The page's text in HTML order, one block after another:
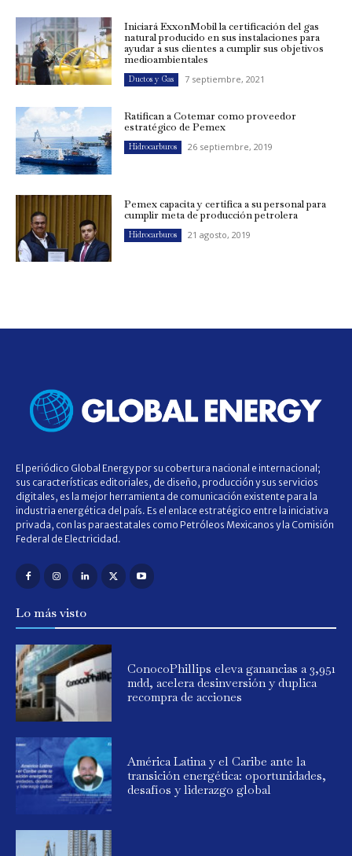
Iniciará ExxonMobil la certificación del gas
natural producido en sus instalaciones para
ayudar a sus clientes a cumplir sus objetivos
medioambientales
Ductos y Gas 7 septiembre, 2021
Ratifican a Cotemar como proveedor
estratégico de Pemex
Hidrocarburos 26 septiembre, 2019
Pemex capacita y certifica a su personal para
cumplir meta de producción petrolera
Hidrocarburos 21 agosto, 2019
El periódico Global Energy por su cobertura nacional e internacional;
sus características editoriales, de diseño, producción y sus servicios
digitales, es la mejor herramienta de comunicación existente para la
industria energética del país. Es el enlace estratégico entre la iniciativa
privada, con las paraestatales como Petróleos Mexicanos y la Comisión
Federal de Electricidad.
Lo más visto
ConocoPhillips eleva ganancias a 3,951
mdd, acelera desinversión y duplica
recompra de acciones
América Latina y el Caribe ante la
transición energética: oportunidades,
desafíos y liderazgo global